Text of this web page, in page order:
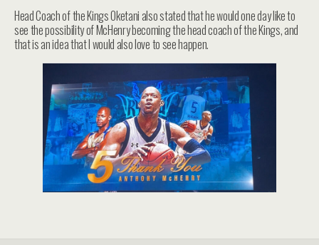
Head Coach of the Kings Oketani also stated that he would one day like to
see the possibility of McHenry becoming the head coach of the Kings, and
that is an idea that I would also love to see happen.